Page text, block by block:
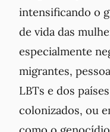
intensificando o
de vida das
especialmente
migrantes,
LBTs e dos
colonizados, ou